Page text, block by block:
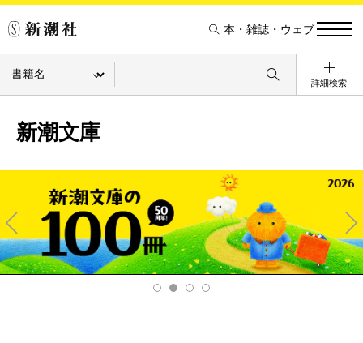
本・雑誌・ウェブ
詳細検索
新潮文庫
Pre
v
Ne
xt